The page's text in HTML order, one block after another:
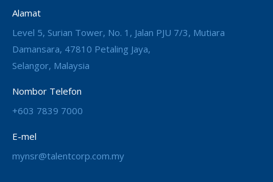
Alamat
Level 5, Surian Tower, No. 1, Jalan PJU 7/3, Mutiara
Damansara, 47810 Petaling Jaya,
Selangor, Malaysia
Nombor Telefon
+603 7839 7000
E-mel
mynsr@talentcorp.com.my